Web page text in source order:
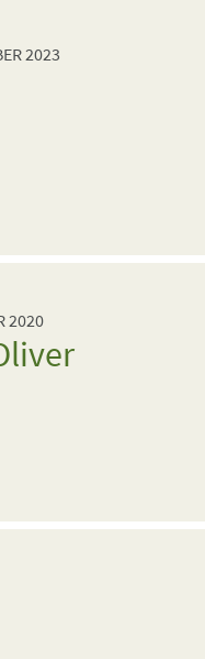
2023
2020